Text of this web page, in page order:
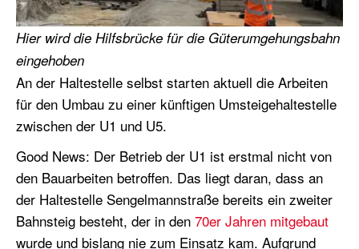
Hier wird die Hilfsbrücke für die Güterumgehungsbahn
eingehoben
An der Haltestelle selbst starten aktuell die Arbeiten
für den Umbau zu einer künftigen Umsteigehaltestelle
zwischen der U1 und U5.
Good News: Der Betrieb der U1 ist erstmal nicht von
den Bauarbeiten betroffen. Das liegt daran, dass an
der Haltestelle Sengelmannstraße bereits ein zweiter
Bahnsteig besteht, der in den 70er Jahren mitgebaut
wurde und bislang nie zum Einsatz kam. Aufgrund